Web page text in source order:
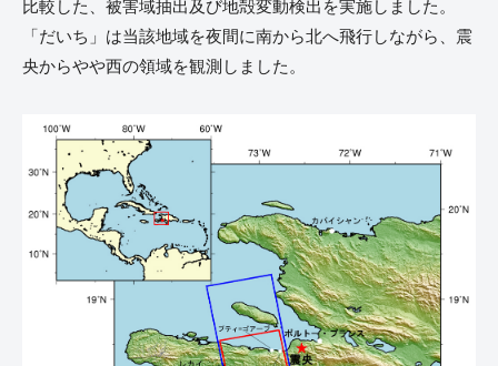
比較した、被害域抽出及び地殻変動検出を実施しました。
「だいち」は当該地域を夜間に南から北へ飛行しながら、震
央からやや西の領域を観測しました。